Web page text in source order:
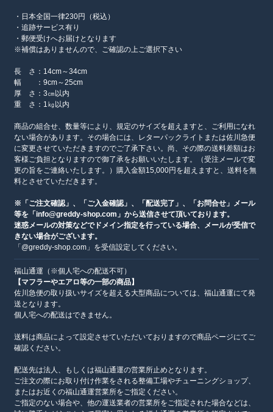
・日本全国一律230円（税込）
・追跡サービス有り
・郵便受けへお届けとなります
※補償はありませんので、ご確認の上ご選択下さい
長 さ：14cm～34cm
幅 ：9cm～25cm
厚 さ：3㎝以内
重 さ：1㎏以内
商品の組合せ、数量等により、規定のサイズを超えますと、ご利用になれ
ない場合があります。その場合には、レターパックライトまたは佐川急便
に変更させていただきますのでご了承下さい。尚、その際の送料差額はお
客様ご負担となりますので御了承をお願いいたします。（受注メールで変
更の旨をご連絡いたします。）購入金額15,000円を超えますと、送料を無
料とさせていただきます。
※「ご注文確認」、「ご入金確認」、「配送完了」、「お問合せ」メール
等を「info@greddy-shop.com」から送信させて頂いております。
迷惑メールの対策などでドメイン指定を行っている場合、メールが受信で
きない場合がございます。
「@greddy-shop.com」を受信設定してください。
福山通運（※個人宅への配送不可）
【マフラーやエアロ等の一部の商品】
佐川急便の取り扱いサイズを超える大型商品については、福山通運にて発
送となります。
個人宅への配送はできません。
送料は商品によって設定させていただいておりますので商品ページにてご
確認ください。
配送先は法人、もしくは福山通運の営業所止めとなります。
ご注文の際にお取り付け作業をされる整備工場やチューニングショップ、
またはお近くの福山通運営業所をご指定ください。
ご指定のない場合や、他の運送業者の営業所をご指定された場合などは、